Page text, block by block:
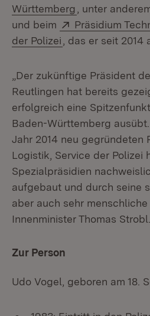
Württemberg (Öffnet in
, unter
und beim
Extern:
Präsidium
der Polizei (Öffnet in neuem
, das er seit
„Der zukünftige Präsident
Reutlingen hat bereits
erfolgreich eine
Baden-Württemberg
Jahr 2014 neu gegründeten
Logistik, Service der Polizei
Spezialpräsidien
aufgebaut und durch seine
aber auch sehr
Innenminister Thomas Strobl.
Zur Person
Udo Vogel, geboren am 18.